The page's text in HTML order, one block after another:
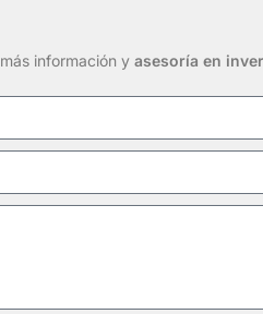
información y asesoría en